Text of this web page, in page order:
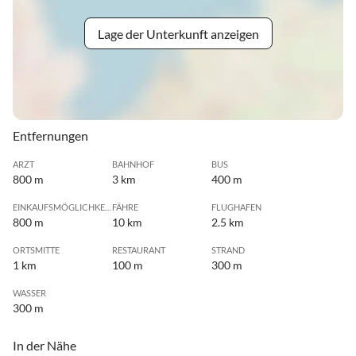
Lage der Unterkunft anzeigen
Entfernungen
ARZT
800 m
BAHNHOF
3 km
BUS
400 m
800 m
FÄHRE
10 km
FLUGHAFEN
2.5 km
ORTSMITTE
1 km
RESTAURANT
100 m
STRAND
300 m
WASSER
300 m
In der Nähe